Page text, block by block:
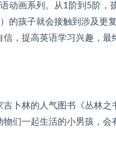
动画系列。从1阶到5阶
的孩子就会接触到涉及更
，提高英语学习兴趣，最
吉卜林的人气图书《丛林
们一起生活的小男孩，会